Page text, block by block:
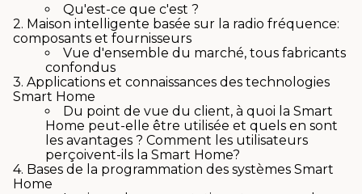
Qu'est-ce que c'est ?
2. Maison intelligente basée sur la radio fréquence:
composants et fournisseurs
Vue d'ensemble du marché, tous fabricants
confondus
3. Applications et connaissances des technologies
Smart Home
Du point de vue du client, à quoi la Smart
Home peut-elle être utilisée et quels en sont
les avantages ? Comment les utilisateurs
perçoivent-ils la Smart Home?
4. Bases de la programmation des systèmes Smart
Home